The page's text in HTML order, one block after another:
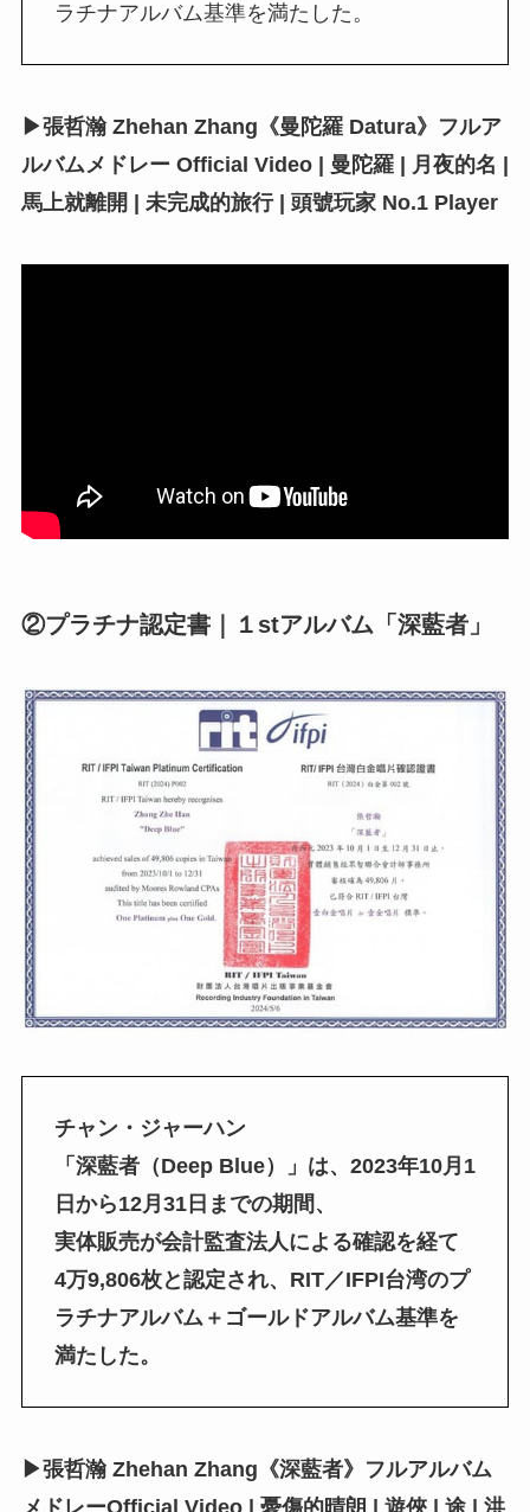
ラチナアルバム基準を満たした。
▶張哲瀚 Zhehan Zhang《曼陀羅 Datura》フルア
ルバムメドレー Official Video | 曼陀羅 | 月夜的名 |
馬上就離開 | 未完成的旅行 | 頭號玩家 No.1 Player
②プラチナ認定書｜１stアルバム「深藍者」
チャン・ジャーハン
「深藍者（Deep Blue）」は、2023年10月1
日から12月31日までの期間、
実体販売が会計監査法人による確認を経て
4万9,806枚と認定され、RIT／IFPI台湾のプ
ラチナアルバム＋ゴールドアルバム基準を
満たした。
▶張哲瀚 Zhehan Zhang《深藍者》フルアルバム
メドレーOfficial Video | 憂傷的晴朗 | 遊俠 | 途 | 洪